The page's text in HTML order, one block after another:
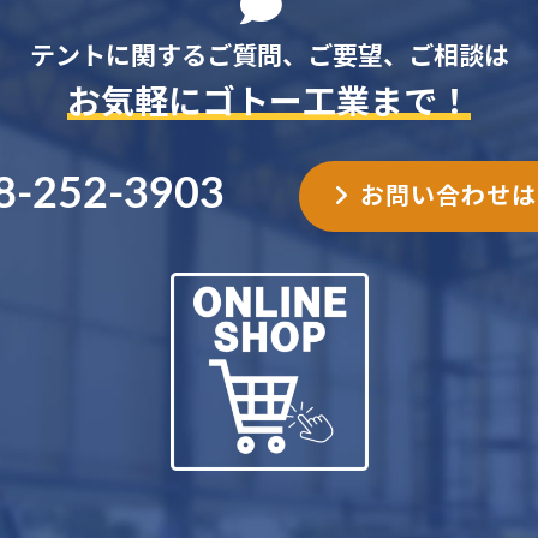
テントに関するご質問、ご要望、ご相談は
お気軽にゴトー工業まで！
252-3903 お問い合わせ